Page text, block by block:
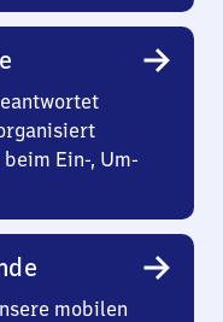
Ein-, Um-
mobilen